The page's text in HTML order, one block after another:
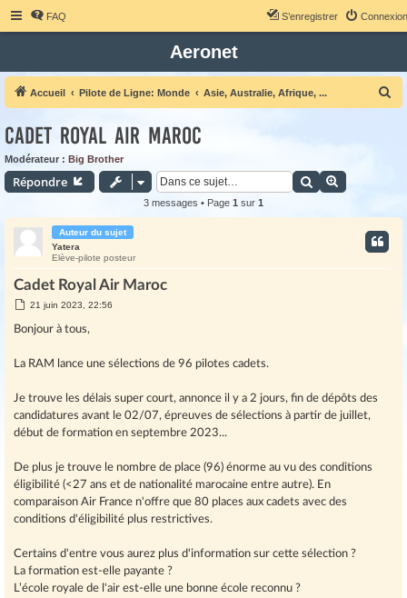
FAQ Connexion
S’enregistrer
Aeronet
Accueil Pilote de Ligne: Monde Asie, Australie, Afrique, ...
e
Cadet Royal Air Maroc
Modérateur : Big Brother
Répondre Rechercher
3 messages • Page 1 sur 1
Auteur du sujet
Yatera
Elève-pilote posteur
Cadet Royal Air Maroc
M
s
s
g
e
21 juin 2023, 22:56
Bonjour à tous,
La RAM lance une sélections de 96 pilotes cadets.
Je trouve les délais super court, annonce il y a 2 jours, fin de dépôts des
candidatures avant le 02/07, épreuves de sélections à partir de juillet,
début de formation en septembre 2023...
De plus je trouve le nombre de place (96) énorme au vu des conditions
éligibilité (<27 ans et de nationalité marocaine entre autre). En
comparaison Air France n'offre que 80 places aux cadets avec des
conditions d'éligibilité plus restrictives.
Certains d'entre vous aurez plus d'information sur cette sélection ?
La formation est-elle payante ?
L’école royale de l'air est-elle une bonne école reconnu ?